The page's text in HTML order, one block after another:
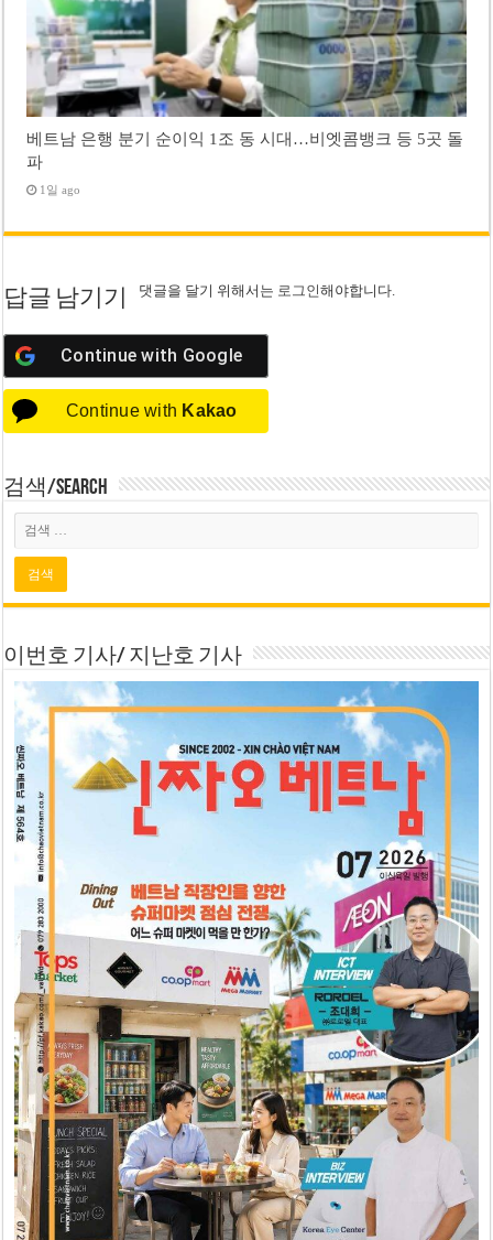
베트남 은행 분기 순이익 1조 동 시대…비엣콤뱅크 등 5곳 돌
파
1일 ago
답글 남기기 댓글을 달기 위해서는 로그인해야합니다.
Continue with Google
Continue with Kakao
검색/Search
이번호 기사/ 지난호 기사